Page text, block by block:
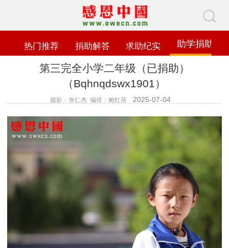
热门推荐 捐助解答 求助纪实 助学捐助
第三完全小学二年级（已捐助）
（Bqhnqdswx1901）
摄影：张仁杰 编排：鲍红蓓 2025-07-04